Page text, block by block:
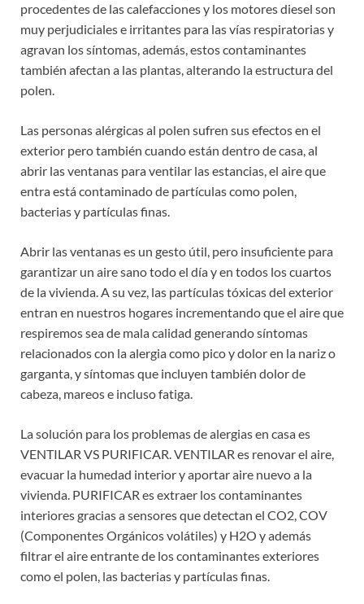
procedentes de las calefacciones y los motores diesel son
muy perjudiciales e irritantes para las vías respiratorias y
agravan los síntomas, además, estos contaminantes
también afectan a las plantas, alterando la estructura del
polen.
Las personas alérgicas al polen sufren sus efectos en el
exterior pero también cuando están dentro de casa, al
abrir las ventanas para ventilar las estancias, el aire que
entra está contaminado de partículas como polen,
bacterias y partículas finas.
Abrir las ventanas es un gesto útil, pero insuficiente para
garantizar un aire sano todo el día y en todos los cuartos
de la vivienda. A su vez, las partículas tóxicas del exterior
entran en nuestros hogares incrementando que el aire que
respiremos sea de mala calidad generando síntomas
relacionados con la alergia como pico y dolor en la nariz o
garganta, y síntomas que incluyen también dolor de
cabeza, mareos e incluso fatiga.
La solución para los problemas de alergias en casa es
VENTILAR VS PURIFICAR. VENTILAR es renovar el aire,
evacuar la humedad interior y aportar aire nuevo a la
vivienda. PURIFICAR es extraer los contaminantes
interiores gracias a sensores que detectan el CO2, COV
(Componentes Orgánicos volátiles) y H2O y además
filtrar el aire entrante de los contaminantes exteriores
como el polen, las bacterias y partículas finas.